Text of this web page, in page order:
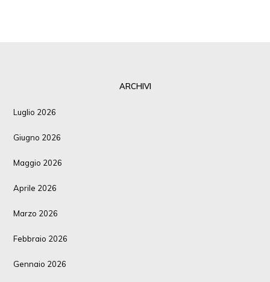
ARCHIVI
Luglio 2026
Giugno 2026
Maggio 2026
Aprile 2026
Marzo 2026
Febbraio 2026
Gennaio 2026